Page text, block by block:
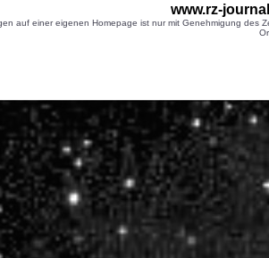
www.rz-
auf einer eigenen Homepage ist nur mit Genehmigung